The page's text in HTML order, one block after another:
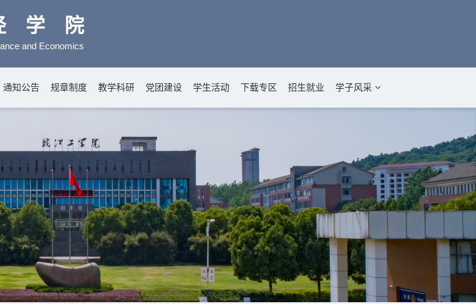
学院
and Economics
通知公告 规章制度 教学科研 党团建设 学生活动 下载专区 招生就业 学子风采